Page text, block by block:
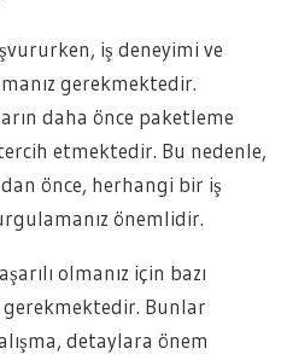
iş deneyimi ve
gerekmektedir.
daha önce paketleme
etmektedir. Bu nedenle,
önce, herhangi bir iş
önemlidir.
olmanız için bazı
gerekmektedir. Bunlar
detaylara önem